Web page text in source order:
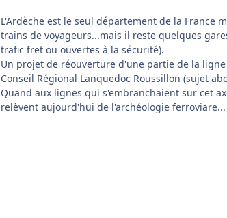
L'Ardèche est le seul département de la France
trains de voyageurs...mais il reste quelques
trafic fret ou ouvertes à la sécurité).
Un projet de réouverture d'une partie de la
Conseil Régional Lanquedoc Roussillon (sujet
Quand aux lignes qui s'embranchaient sur cet
relèvent aujourd'hui de l'archéologie ferroviare...